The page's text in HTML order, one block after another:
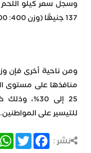
وسجل سعر كيلو اللحم
137 جنيهًا (وزن 400: 600 كيلو).
ومن ناحية أخرى فإن
منافذها على مستوى
25 إلى 30%،
للتيسير على المواطنين.
نشر : Facebook
Twitter